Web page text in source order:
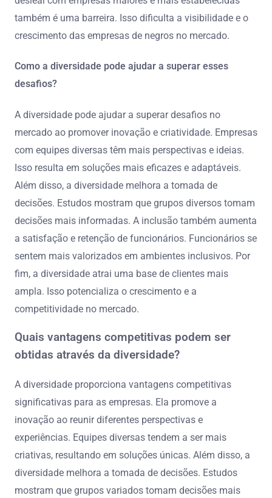
também é uma barreira. Isso dificulta a visibilidade e o
crescimento das empresas de negros no mercado.
Como a diversidade pode ajudar a superar esses
desafios?
A diversidade pode ajudar a superar desafios no
mercado ao promover inovação e criatividade. Empresas
com equipes diversas têm mais perspectivas e ideias.
Isso resulta em soluções mais eficazes e adaptáveis.
Além disso, a diversidade melhora a tomada de
decisões. Estudos mostram que grupos diversos tomam
decisões mais informadas. A inclusão também aumenta
a satisfação e retenção de funcionários. Funcionários se
sentem mais valorizados em ambientes inclusivos. Por
fim, a diversidade atrai uma base de clientes mais
ampla. Isso potencializa o crescimento e a
competitividade no mercado.
Quais vantagens competitivas podem ser
obtidas através da diversidade?
A diversidade proporciona vantagens competitivas
significativas para as empresas. Ela promove a
inovação ao reunir diferentes perspectivas e
experiências. Equipes diversas tendem a ser mais
criativas, resultando em soluções únicas. Além disso, a
diversidade melhora a tomada de decisões. Estudos
mostram que grupos variados tomam decisões mais